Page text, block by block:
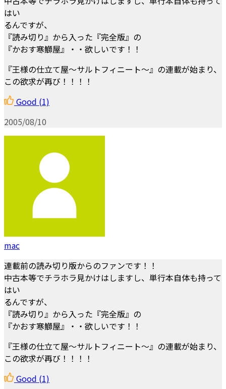
はい
るんですが、
『読み切り』から入った『完全版』の
『かおす寒鰤屋』・・欲しいです！！
『王様の仕立て屋～サルトフィニート～』の連載が始まり、
この欲求が再び！！！！
Good (1)
2005/08/10
mac
連載前の読み切り版からのファンです！！
中古本等でチラホラ見かけはしますし、単行本自体も持って
はい
るんですが、
『読み切り』から入った『完全版』の
『かおす寒鰤屋』・・欲しいです！！
『王様の仕立て屋～サルトフィニート～』の連載が始まり、
この欲求が再び！！！！
Good (1)